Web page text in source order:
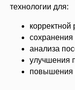
технологии для:
корректной
сохранения
анализа
улучшения
повышения